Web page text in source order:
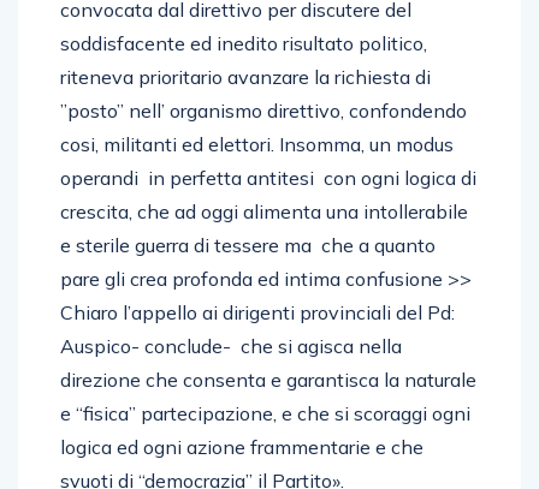
convocata dal direttivo per discutere del
soddisfacente ed inedito risultato politico,
riteneva prioritario avanzare la richiesta di
”posto” nell’ organismo direttivo, confondendo
cosi, militanti ed elettori. Insomma, un modus
operandi in perfetta antitesi con ogni logica di
crescita, che ad oggi alimenta una intollerabile
e sterile guerra di tessere ma che a quanto
pare gli crea profonda ed intima confusione >>
Chiaro l’appello ai dirigenti provinciali del Pd:
Auspico- conclude- che si agisca nella
direzione che consenta e garantisca la naturale
e “fisica” partecipazione, e che si scoraggi ogni
logica ed ogni azione frammentarie e che
svuoti di “democrazia” il Partito».